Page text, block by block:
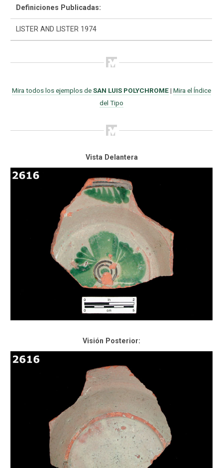
Definiciones Publicadas:
LISTER AND LISTER 1974
Mira todos los ejemplos deSAN LUIS POLYCHROME| Mira el Índice
del Tipo
Vista Delantera
Visión Posterior: